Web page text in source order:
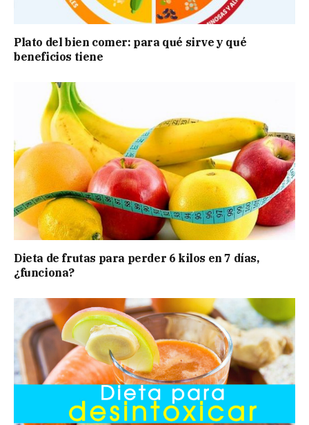
Plato del bien comer: para qué sirve y qué
beneficios tiene
Dieta de frutas para perder 6 kilos en 7 días,
¿funciona?